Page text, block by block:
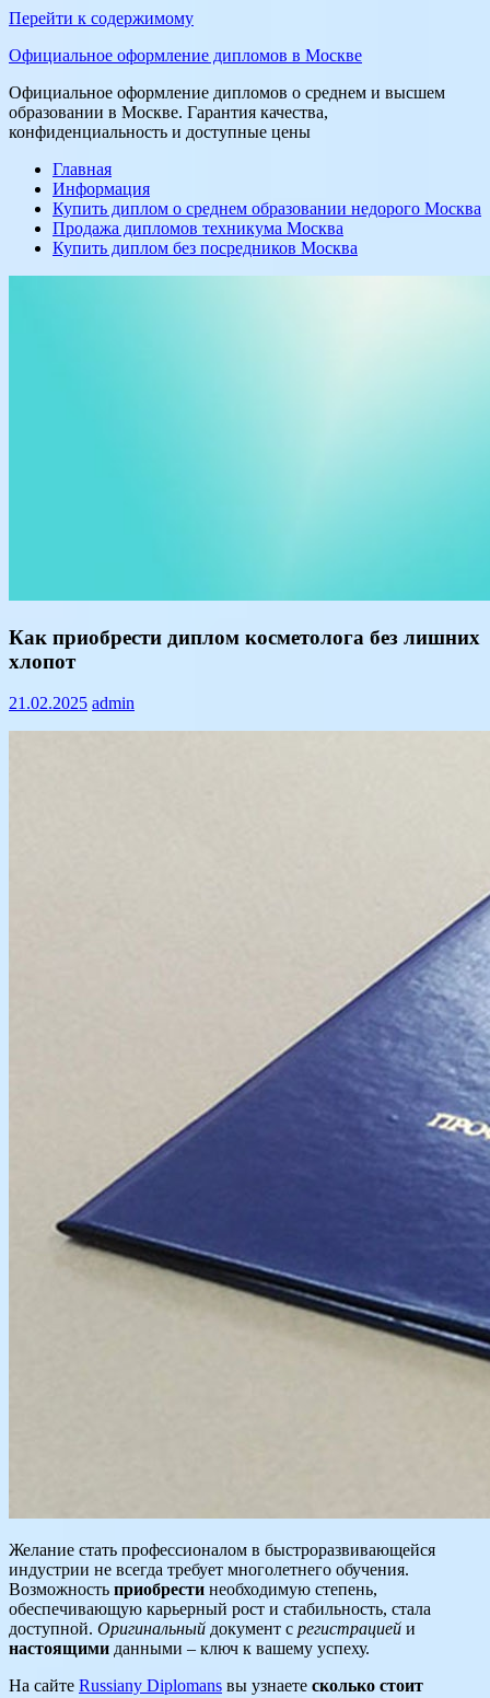
Перейти к содержимому
Официальное оформление дипломов в Москве
Официальное оформление дипломов о среднем и высшем
образовании в Москве. Гарантия качества,
конфиденциальность и доступные цены
Главная
Информация
Купить диплом о среднем образовании недорого Москва
Продажа дипломов техникума Москва
Купить диплом без посредников Москва
Text
Как приобрести диплом косметолога без лишних
хлопот
21.02.2025 admin
Желание стать профессионалом в быстроразвивающейся
индустрии не всегда требует многолетнего обучения.
Возможность приобрести необходимую степень,
обеспечивающую карьерный рост и стабильность, стала
доступной. Оригинальный документ с регистрацией и
настоящими данными – ключ к вашему успеху.
На сайте Russiany Diplomans вы узнаете сколько стоит